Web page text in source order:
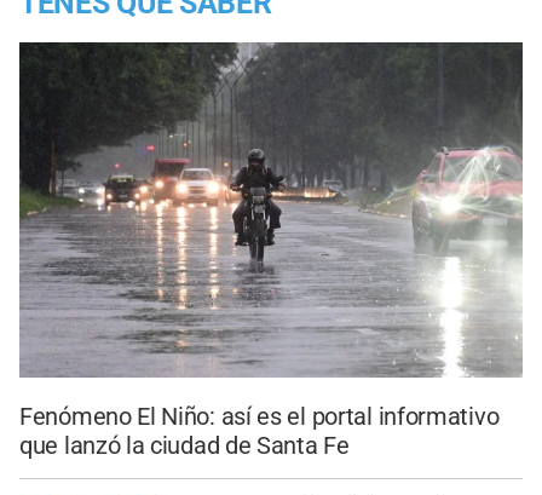
Fenómeno El Niño: así es el portal informativo
que lanzó la ciudad de Santa Fe